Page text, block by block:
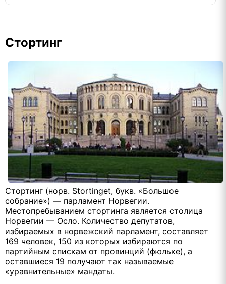
Стортинг
Стортинг (норв. Stortinget, букв. «Большое
собрание») — парламент Норвегии.
Местопребыванием стортинга является столица
Норвегии — Осло. Количество депутатов,
избираемых в норвежский парламент, составляет
169 человек, 150 из которых избираются по
партийным спискам от провинций (фюльке), а
оставшиеся 19 получают так называемые
«уравнительные» мандаты.